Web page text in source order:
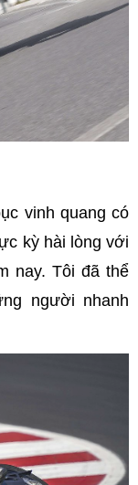
vinh quang có
kỳ hài lòng với
nay. Tôi đã thể
người nhanh